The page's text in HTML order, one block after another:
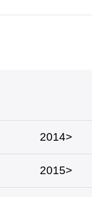
2014>
2015>